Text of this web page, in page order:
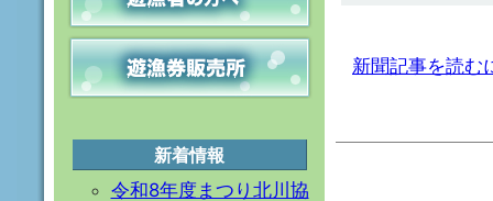
新聞記事を読む
新着情報
令和8年度まつり北川協